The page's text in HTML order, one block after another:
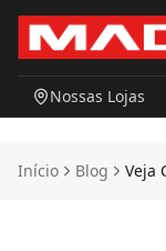
Pular para o
Nossas Lojas
Início Blog
Veja